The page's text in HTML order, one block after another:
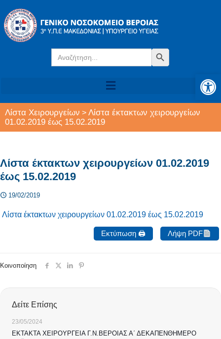
Search
for:
Search Button
Λίστα Χειρουργείων > Λίστα έκτακτων χειρουργείων
01.02.2019 έως 15.02.2019
Λίστα έκτακτων χειρουργείων 01.02.2019
έως 15.02.2019
19/02/2019
Λίστα έκτακτων χειρουργείων 01.02.2019 έως 15.02.2019
Εκτύπωση 🖨 Λήψη PDF
Κοινοποίηση
Δείτε Επίσης
23/05/2024
ΕΚΤΑΚΤΑ ΧΕΙΡΟΥΡΓΕΙΑ Γ.Ν.ΒΕΡΟΙΑΣ Α΄ ΔΕΚΑΠΕΝΘΗΜΕΡΟ